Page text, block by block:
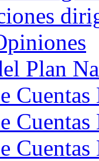
Plan
Cuentas
Cuentas